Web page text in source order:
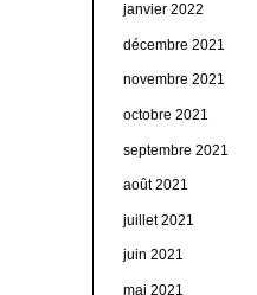
janvier 2022
décembre 2021
novembre 2021
octobre 2021
septembre 2021
août 2021
juillet 2021
juin 2021
mai 2021